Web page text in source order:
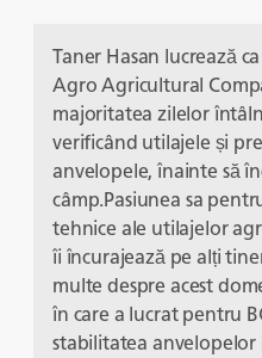
Taner Hasan lucrează
Agro Agricultural
majoritatea zilelor
verificând utilajele și
anvelopele, înainte să
câmp.Pasiunea sa
tehnice ale utilajelor
îi încurajează pe alți
multe despre acest
în care a lucrat pentru
stabilitatea anvelopelor